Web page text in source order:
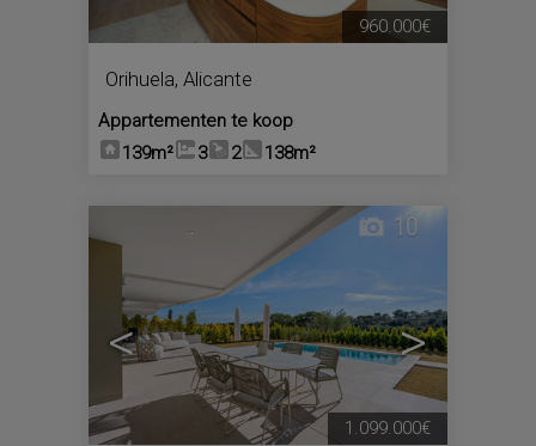
Orihuela, Alicante
Appartementen te koop
139m²
3 2 138m²
960.000€
< >
10
1.099.000€